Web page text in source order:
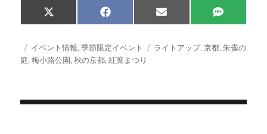
Share
on
X
(
w
t
)
Share
on
F
a
e
b
o
Share
on
E
m
i
l
Share
on
S
M
投
稿
カ
テ
イベント情報,季節限定イベント
タ
ライトアップ,京都,朱雀の
庭,梅小路公園,秋の京都,紅葉まつり